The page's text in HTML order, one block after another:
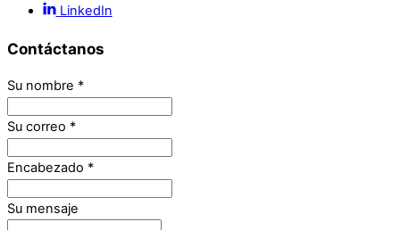
LinkedIn
Contáctanos
Su nombre *
Su correo *
Encabezado *
Su mensaje